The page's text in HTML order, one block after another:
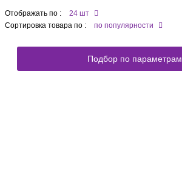
Отображать по :
24 шт
Сортировка товара по :
по популярности
Подбор по параметрам